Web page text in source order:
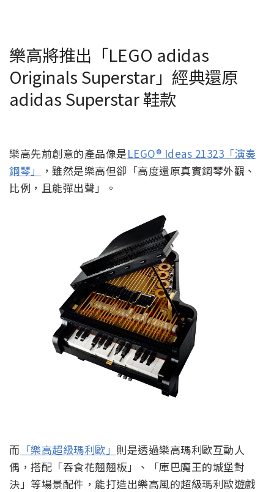
樂高將推出「LEGO adidas
Originals Superstar」經典還原
adidas Superstar 鞋款
樂高先前創意的產品像是LEGO® Ideas 21323「演奏
鋼琴」
，雖然是樂高但卻「高度還原真實鋼琴外觀、
比例，且能彈出聲」。
而 「樂高超級瑪利歐」 則是透過樂高瑪利歐互動人
偶，搭配「吞食花翹翹板」、「庫巴魔王的城堡對
決」等場景配件，能打造出樂高風的超級瑪利歐遊戲